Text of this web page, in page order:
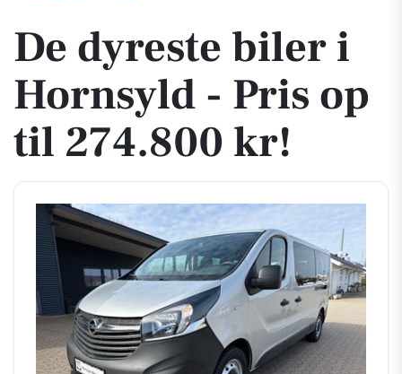
De dyreste biler i
Hornsyld - Pris op
til 274.800 kr!